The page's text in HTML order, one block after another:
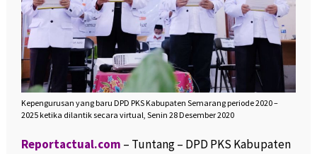
Kepengurusan yang baru DPD PKS Kabupaten Semarang periode 2020 –
2025 ketika dilantik secara virtual, Senin 28 Desember 2020
Reportactual.com – Tuntang – DPD PKS Kabupaten